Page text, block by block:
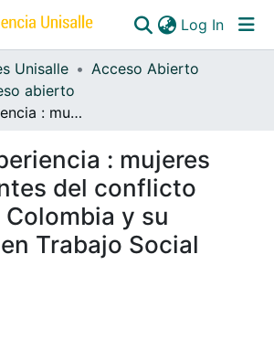
Log In
Unisalle
Acceso Abierto
abierto
Tejer la experiencia : mujeres sobrevivientes del conflicto armado en Colombia y su formación en Trabajo Social
: mujeres
del conflicto
y su
Trabajo Social